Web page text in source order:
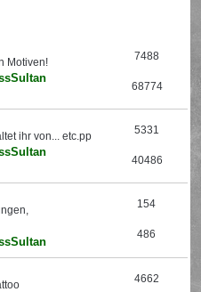
Motiven!
7488
68774
ihr von... etc.pp
5331
40486
154
486
4662